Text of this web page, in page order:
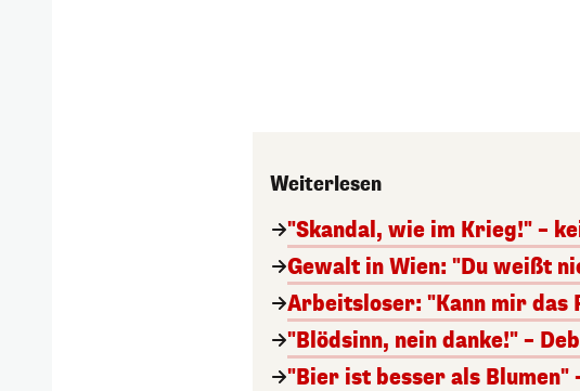
Weiterlesen
"Skandal, wie im Krieg!" –
Gewalt in Wien: "Du weißt
Arbeitsloser: "Kann mir das
"Blödsinn, nein danke!" –
"Bier ist besser als Blumen"